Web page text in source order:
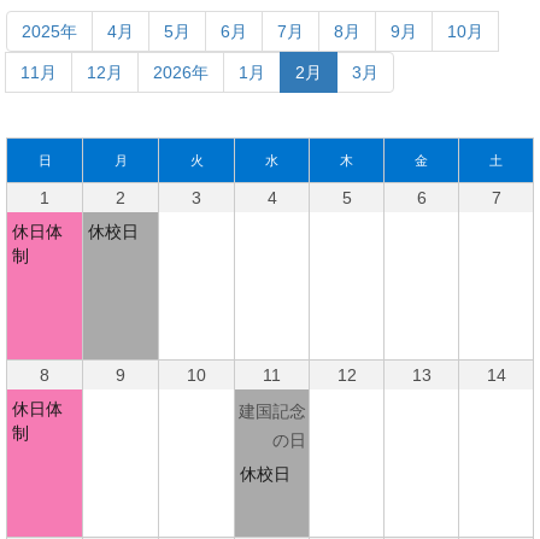
2025年 4月 5月 6月 7月 8月 9月 10月
11月 12月 2026年 1月 2月 3月
日 月 火 水 木 金 土
1
休日体
制
2
休校日
3 4 5 6 7
8
休日体
制
9 10
11
建国記念
の日
休校日
12 13 14